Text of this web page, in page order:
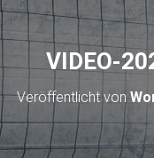
VIDEO-
Veröffentlicht von